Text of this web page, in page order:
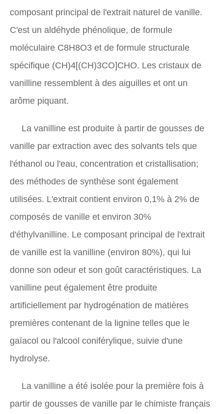
composant principal de l'extrait naturel de vanille.
C'est un aldéhyde phénolique, de formule
moléculaire C8H8O3 et de formule structurale
spécifique (CH)4[(CH)3CO]CHO. Les cristaux de
vanilline ressemblent à des aiguilles et ont un
arôme piquant.
La vanilline est produite à partir de gousses de
vanille par extraction avec des solvants tels que
l'éthanol ou l'eau, concentration et cristallisation;
des méthodes de synthèse sont également
utilisées. L'extrait contient environ 0,1% à 2% de
composés de vanille et environ 30%
d'éthylvanilline. Le composant principal de l'extrait
de vanille est la vanilline (environ 80%), qui lui
donne son odeur et son goût caractéristiques. La
vanilline peut également être produite
artificiellement par hydrogénation de matières
premières contenant de la lignine telles que le
gaïacol ou l'alcool coniférylique, suivie d'une
hydrolyse.
La vanilline a été isolée pour la première fois à
partir de gousses de vanille par le chimiste français